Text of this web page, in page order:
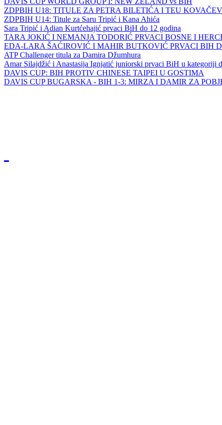
ZDPBIH U18: TITULE ZA PETRA BILETIĆA I TEU
ZDPBIH U14: Titule za Saru Tripić i Kana Ahića
Sara Tripić i Adian Kurtćehajić prvaci BiH do 12 godina
TARA JOKIĆ I NEMANJA TODORIĆ PRVACI BOSNE I
EDA-LARA ŠAĆIROVIĆ I MAHIR BUTKOVIĆ PRVACI BIH
ATP Challenger titula za Damira Džumhura
Amar Silajdžić i Anastasija Ignjatić juniorski prvaci BiH u kategoriji
DAVIS CUP: BIH PROTIV CHINESE TAIPEI U GOSTIMA
DAVIS CUP BUGARSKA - BIH 1-3: MIRZA I DAMIR ZA